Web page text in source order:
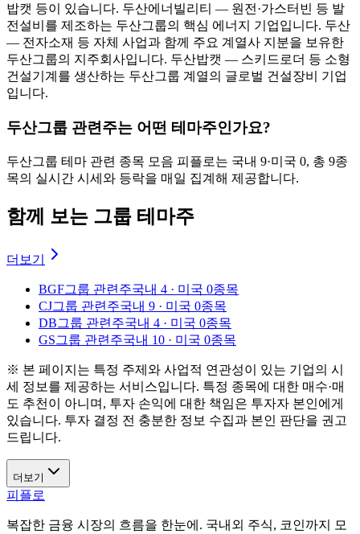
밥캣 등이 있습니다. 두산에너빌리티 — 원전·가스터빈 등 발
전설비를 제조하는 두산그룹의 핵심 에너지 기업입니다. 두산
— 전자소재 등 자체 사업과 함께 주요 계열사 지분을 보유한
두산그룹의 지주회사입니다. 두산밥캣 — 스키드로더 등 소형
건설기계를 생산하는 두산그룹 계열의 글로벌 건설장비 기업
입니다.
두산그룹 관련주는 어떤 테마주인가요?
두산그룹 테마 관련 종목 모음 피플로는 국내 9·미국 0, 총 9종
목의 실시간 시세와 등락을 매일 집계해 제공합니다.
함께 보는 그룹 테마주
더보기
BGF그룹 관련주국내 4 · 미국 0종목
CJ그룹 관련주국내 9 · 미국 0종목
DB그룹 관련주국내 4 · 미국 0종목
GS그룹 관련주국내 10 · 미국 0종목
※ 본 페이지는 특정 주제와 사업적 연관성이 있는 기업의 시
세 정보를 제공하는 서비스입니다. 특정 종목에 대한 매수·매
도 추천이 아니며, 투자 손익에 대한 책임은 투자자 본인에게
있습니다. 투자 결정 전 충분한 정보 수집과 본인 판단을 권고
드립니다.
더보기
피플로
복잡한 금융 시장의 흐름을 한눈에. 국내외 주식, 코인까지 모